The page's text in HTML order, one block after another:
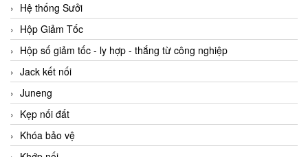
Hệ thống Sưởi
Hộp Giảm Tốc
Hộp số giảm tốc - ly hợp - thắng từ công nghiệp
Jack kết nối
Juneng
Kẹp nối đất
Khóa bảo vệ